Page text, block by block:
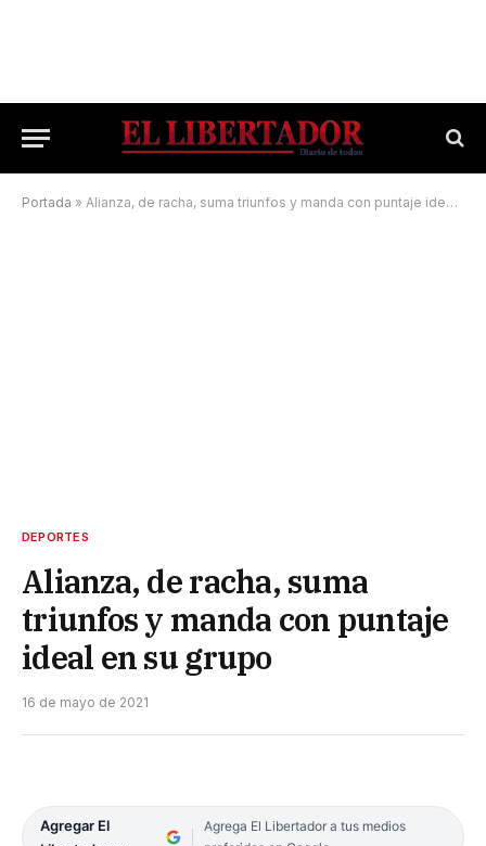
Portada » Alianza, de racha, suma triunfos y manda con puntaje ideal en su grupo
DEPORTES
Alianza, de racha, suma
triunfos y manda con puntaje
ideal en su grupo
16 de mayo de 2021
Agregar El
Agrega El Libertador a tus medios